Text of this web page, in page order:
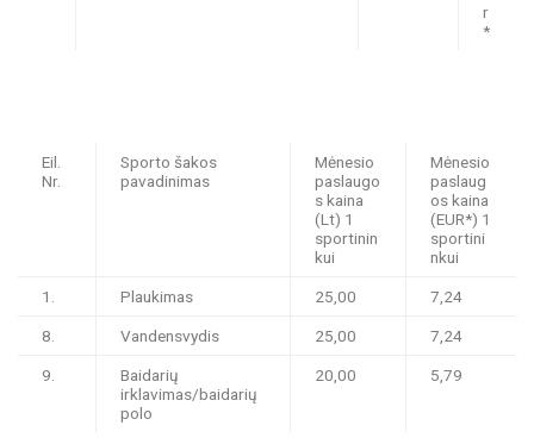
r
*
Eil.
Nr.
Sporto šakos
pavadinimas
Mėnesio
paslaugo
s kaina
(Lt) 1
sportinin
kui
Mėnesio
paslaug
os kaina
(EUR*) 1
sportini
nkui
1. Plaukimas 25,00 7,24
8. Vandensvydis 25,00 7,24
9.
Baidarių
irklavimas/baidarių
polo
20,00 5,79